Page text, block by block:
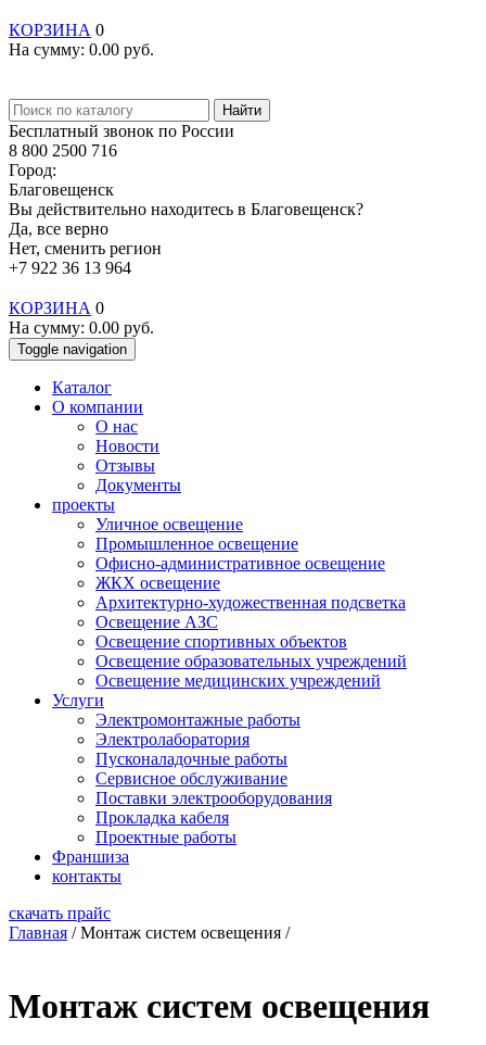
КОРЗИНА 0
На сумму: 0.00 руб.
Найти
Бесплатный звонок по России
8 800 2500 716
Город:
Благовещенск
Вы действительно находитесь в Благовещенск?
Да, все верно
Нет, сменить регион
+7 922 36 13 964
КОРЗИНА 0
На сумму: 0.00 руб.
Toggle navigation
Каталог
О компании
О нас
Новости
Отзывы
Документы
проекты
Уличное освещение
Промышленное освещение
Офисно-административное освещение
ЖКХ освещение
Архитектурно-художественная подсветка
Освещение АЗС
Освещение спортивных объектов
Освещение образовательных учреждений
Освещение медицинских учреждений
Услуги
Электромонтажные работы
Электролаборатория
Пусконаладочные работы
Сервисное обслуживание
Поставки электрооборудования
Прокладка кабеля
Проектные работы
Франшиза
контакты
скачать прайс
Главная / Монтаж систем освещения /
Монтаж систем освещения